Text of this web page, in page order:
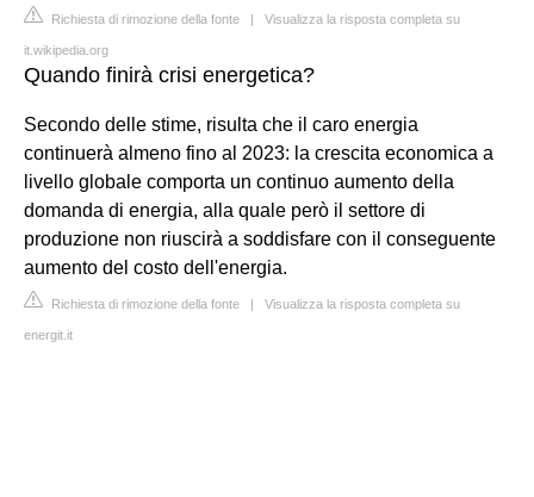
Richiesta di rimozione della fonte | Visualizza la risposta completa su
it.wikipedia.org
Quando finirà crisi energetica?
Secondo delle stime, risulta che il caro energia
continuerà almeno fino al 2023: la crescita economica a
livello globale comporta un continuo aumento della
domanda di energia, alla quale però il settore di
produzione non riuscirà a soddisfare con il conseguente
aumento del costo dell'energia.
Richiesta di rimozione della fonte | Visualizza la risposta completa su
energit.it